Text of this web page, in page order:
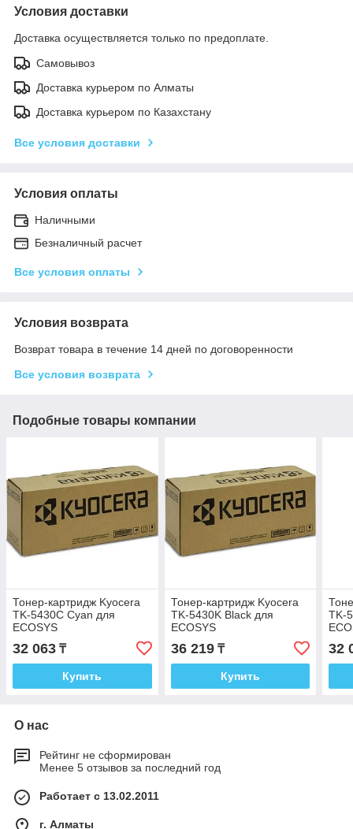
Условия доставки
Доставка осуществляется только по предоплате.
Самовывоз
Доставка курьером по Алматы
Доставка курьером по Казахстану
Все условия доставки
Условия оплаты
Наличными
Безналичный расчет
Все условия оплаты
Условия возврата
Возврат товара в течение 14 дней по договоренности
Все условия возврата
Подобные товары компании
Тонер-картридж Kyocera
TK-5430C Cyan для
ECOSYS
PA2100cx/PA2100cwx/MA2100cfx/MA2100cwfx
1T0C0ACNL1
32 063 ₸
Купить
Тонер-картридж Kyocera
TK-5430K Black для
ECOSYS
PA2100cx/PA2100cwx/MA2100cfx/
1T0C0A0NL1
36 219₸
Купить
TK-
32
О нас
Рейтинг не сформирован
Менее 5 отзывов за последний год
Работает с 13.02.2011
г. Алматы